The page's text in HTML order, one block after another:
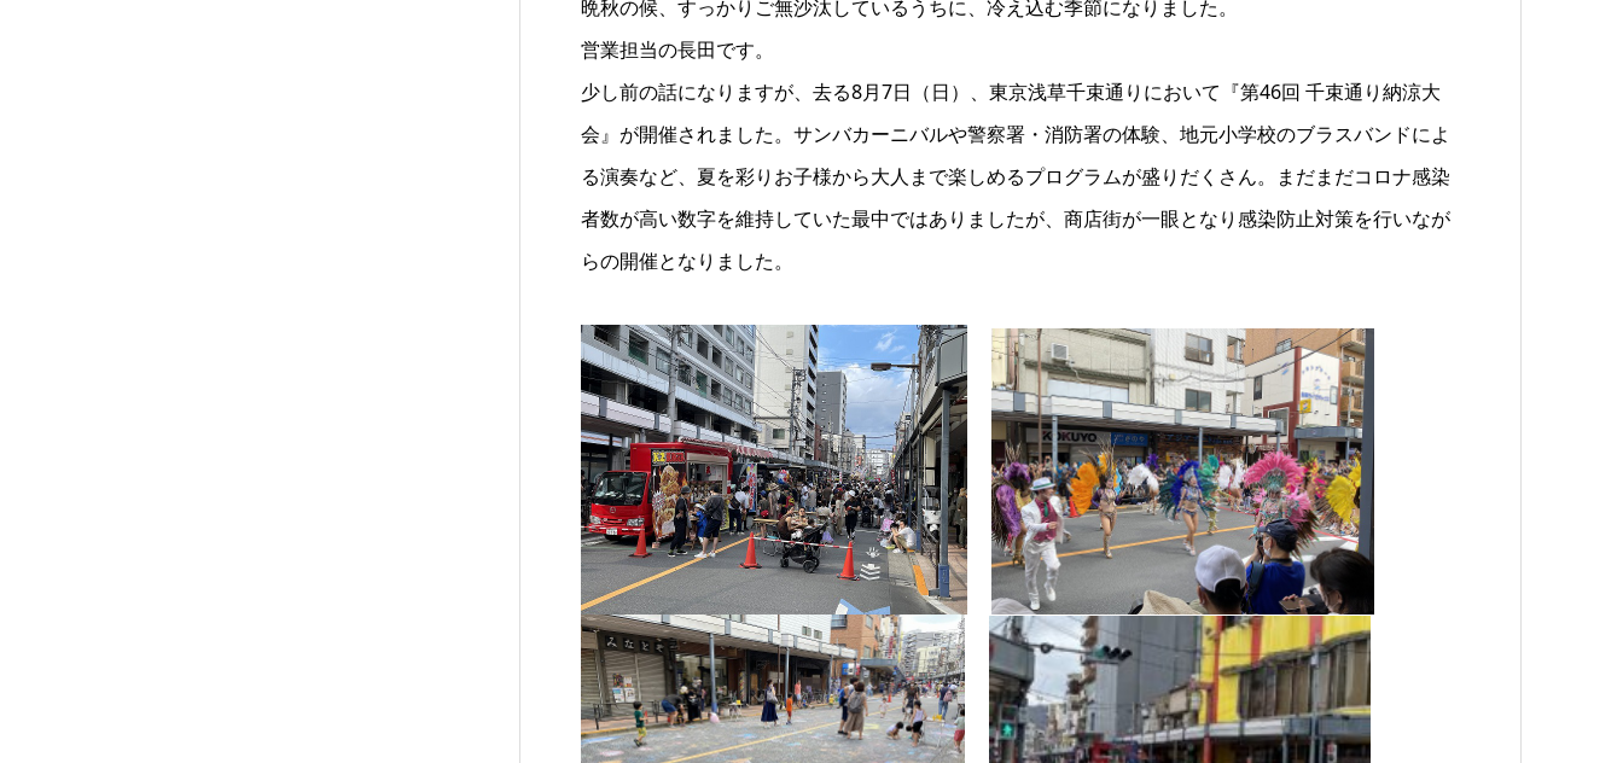
晩秋の候、すっかりご無沙汰しているうちに、冷え込む季節になりました。
営業担当の長田です。
少し前の話になりますが、去る8月7日（日）、東京浅草千束通りにおいて『第46回 千束通り納涼大
会』が開催されました。サンバカーニバルや警察署・消防署の体験、地元小学校のブラスバンドによ
る演奏など、夏を彩りお子様から大人まで楽しめるプログラムが盛りだくさん。まだまだコロナ感染
者数が高い数字を維持していた最中ではありましたが、商店街が一眼となり感染防止対策を行いなが
らの開催となりました。